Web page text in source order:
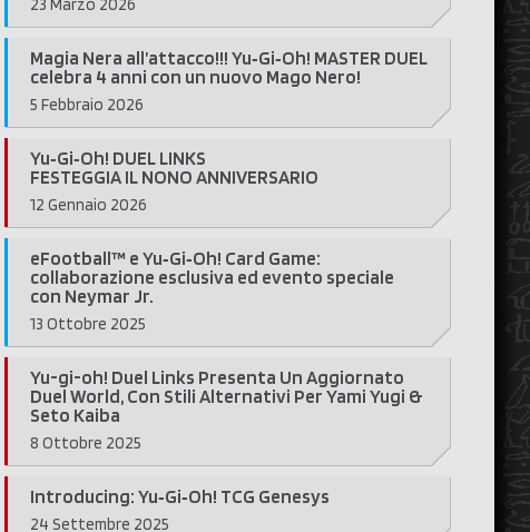
23 Marzo 2026
Magia Nera all’attacco!!! Yu‑Gi‑Oh! MASTER DUEL
celebra 4 anni con un nuovo Mago Nero!
5 Febbraio 2026
Yu‑Gi‑Oh! DUEL LINKS
FESTEGGIA IL NONO ANNIVERSARIO
12 Gennaio 2026
eFootball™ e Yu‑Gi‑Oh! Card Game:
collaborazione esclusiva ed evento speciale
con Neymar Jr.
13 Ottobre 2025
Yu-gi-oh! Duel Links Presenta Un Aggiornato
Duel World, Con Stili Alternativi Per Yami Yugi &
Seto Kaiba
8 Ottobre 2025
Introducing: Yu‑Gi‑Oh! TCG Genesys
24 Settembre 2025